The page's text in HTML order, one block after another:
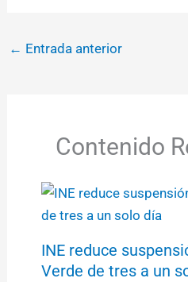
← Entrada anterior
Contenido
INE reduce
Verde de tres a un